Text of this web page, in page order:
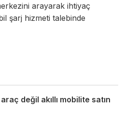
arayarak ihtiyaç
şarj hizmeti talebinde
değil akıllı mobilite satın